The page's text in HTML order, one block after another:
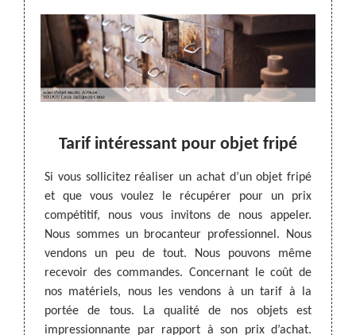
de
Tarif intéressant pour objet fripé
Si vous sollicitez réaliser un achat d’un objet fripé
et que vous voulez le récupérer pour un prix
compétitif, nous vous invitons de nous appeler.
Nous sommes un brocanteur professionnel. Nous
vendons un peu de tout. Nous pouvons même
recevoir des commandes. Concernant le coût de
nos matériels, nous les vendons à un tarif à la
portée de tous. La qualité de nos objets est
impressionnante par rapport à son prix d’achat.
qui